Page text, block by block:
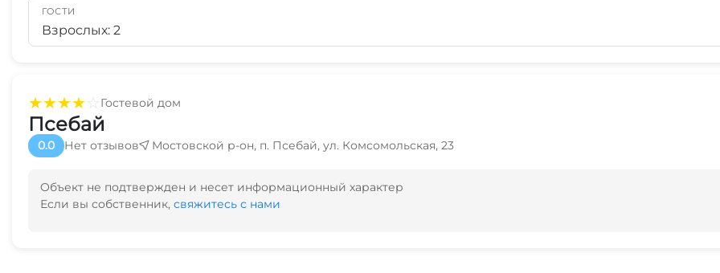
★★★★☆Гостевой дом
Псебай
0.0 Нет отзывов Мостовской р-он, п. Псебай, ул. Комсомольская, 23
Объект не подтвержден и несет информационный характер
Если вы собственник, свяжитесь с нами
ГОСТИ
Взрослых: 2